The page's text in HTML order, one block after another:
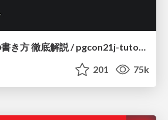
実際に使うSQLの書き方 徹底解説 / pgcon21j-tutorial
201 75k